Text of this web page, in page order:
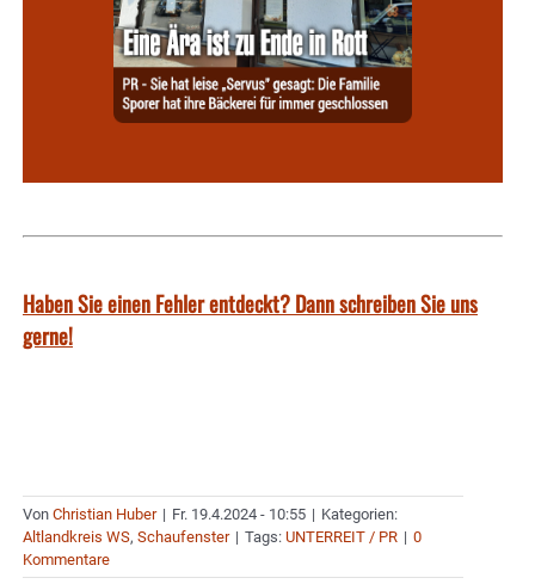
Haben Sie einen Fehler entdeckt? Dann schreiben Sie uns
gerne!
Von Christian Huber | Fr. 19.4.2024 - 10:55 | Kategorien:
Altlandkreis WS, Schaufenster | Tags: UNTERREIT / PR | 0
Kommentare